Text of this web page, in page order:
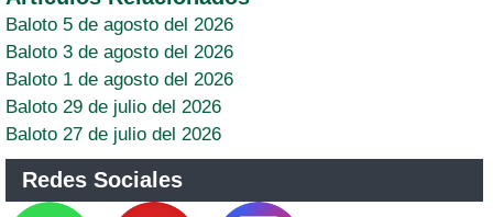
Baloto 5 de agosto del 2026
Baloto 3 de agosto del 2026
Baloto 1 de agosto del 2026
Baloto 29 de julio del 2026
Baloto 27 de julio del 2026
Redes Sociales